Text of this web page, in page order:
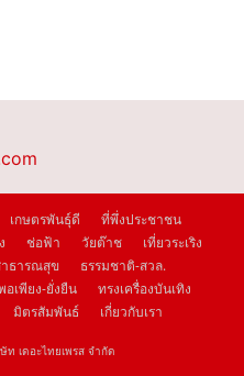
เกษตรพันธุ์ดี
ที่พึ่งประชาชน
ช่อฟ้า วัยต๊าช
เที่ยวระเริง
ธารณสุข
ธรรมชาติ-สวล.
อเพียง-ยั่งยืน
ทรงเครื่องบันเทิง
มิตรสัมพันธ์ เกี่ยวกับเรา
เดอะไทยเพรส จำกัด